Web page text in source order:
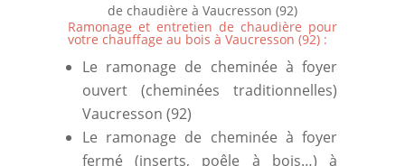
de chaudière à Vaucresson (92)
Ramonage et entretien de chaudière pour
votre chauffage au bois à Vaucresson (92):
Le ramonage de cheminée à foyer
ouvert(cheminées traditionnelles)
Vaucresson (92)
Le ramonage de cheminée à foyer
fermé (inserts, poêle à bois…)à